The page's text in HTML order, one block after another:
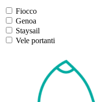
Fiocco
Genoa
Staysail
Vele portanti